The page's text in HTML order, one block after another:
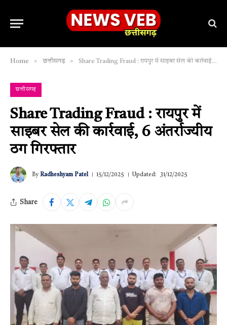
Home » छत्तीसगढ़ » Share Trading Fraud : रायपुर में साइबर सेल की कार्रवाई, 6 अंतर्राज्यीय ठग गिरफ्तार
छत्तीसगढ़
Share Trading Fraud : रायपुर में
साइबर सेल की कार्रवाई, 6 अंतर्राज्यीय
ठग गिरफ्तार
By Radheshyam Patel 15/12/2025 Updated: 31/12/2025
Share